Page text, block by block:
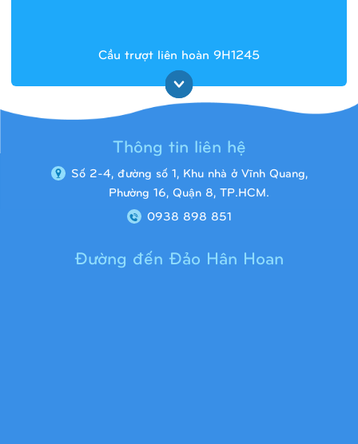
Cầu trượt liên hoàn 9H1245
Thông tin liên hệ
Số 2-4, đường số 1, Khu nhà ở Vĩnh Quang,
Phường 16, Quận 8, TP.HCM.
0938 898 851
Đường đến Đảo Hân Hoan